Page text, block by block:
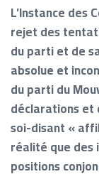
L’Instance des
rejet des
du parti et de
absolue et
du parti du
déclarations et
soi-disant «
réalité que
positions